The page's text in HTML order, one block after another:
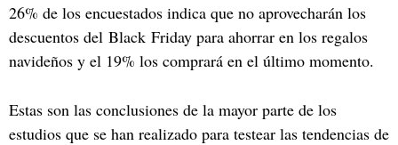
26% de los encuestados indica que no aprovecharán los
descuentos del Black Friday para ahorrar en los regalos
navideños y el 19% los comprará en el último momento.
Estas son las conclusiones de la mayor parte de los
estudios que se han realizado para testear las tendencias de